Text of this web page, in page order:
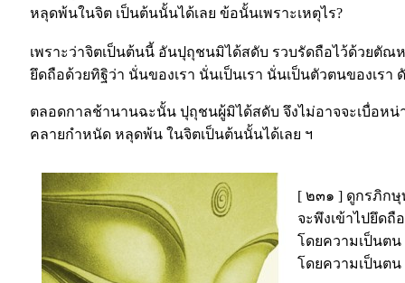
หลุดพ้นในจิต เป็นต้นนั้นได้เลย ข้อนั้นเพราะเหตุไร?
เพราะว่าจิตเป็นต้นนี้ อันปุถุชนมิได้สดับ รวบรัดถือไว้ด้วยตัณ
ยึดถือด้วยทิฐิว่า นั่นของเรา นั่นเป็นเรา นั่นเป็นตัวตนของเรา
ตลอดกาลช้านานฉะนั้น ปุถุชนผู้มิได้สดับ จึงไม่อาจจะเบื่อหน่
คลายกำหนัด หลุดพ้น ในจิตเป็นต้นนั้นได้เลย ฯ
[ ๒๓๑ ] ดูกรภิก
จะพึงเข้าไปยึด
โดยความเป็นตน
โดยความเป็นตน